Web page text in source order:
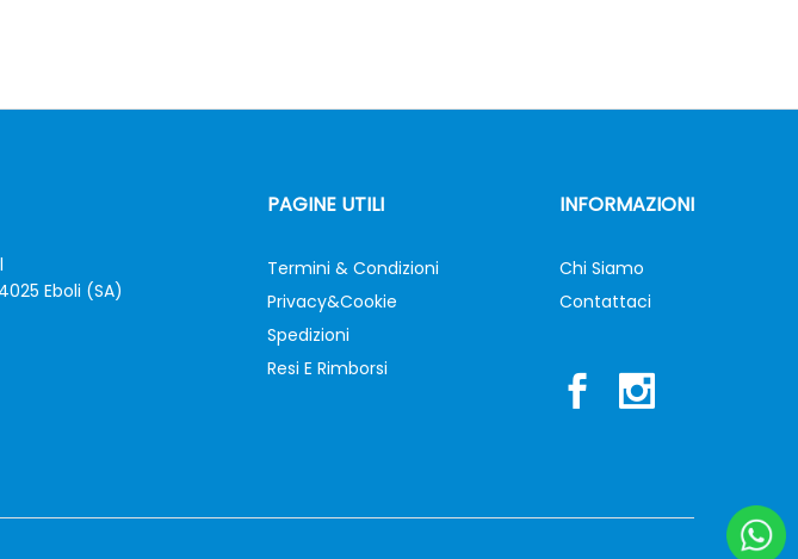
Eboli (SA)
PAGINE UTILI
Termini & Condizioni
Privacy&Cookie
Spedizioni
Resi E Rimborsi
INFORMAZIONI
Chi Siamo
Contattaci